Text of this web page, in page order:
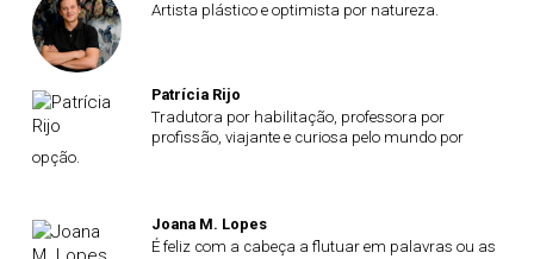
Artista plástico e optimista por natureza.
Patrícia Rijo
Tradutora por habilitação, professora por
profissão, viajante e curiosa pelo mundo por
opção.
Joana M. Lopes
É feliz com a cabeça a flutuar em palavras ou as